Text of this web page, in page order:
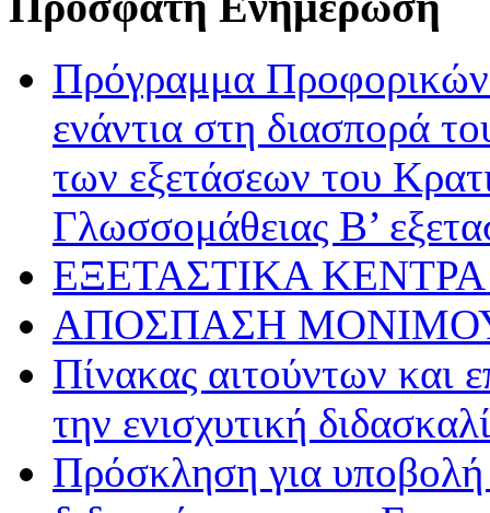
Πρόγραμμα
ενάντια στη διασπορά
των εξετάσεων του
Γλωσσομάθειας Β’
ΕΞΕΤΑΣΤΙΚΑ
ΑΠΟΣΠΑΣΗ
Πίνακας αιτούντων και
την ενισχυτική
Πρόσκληση για